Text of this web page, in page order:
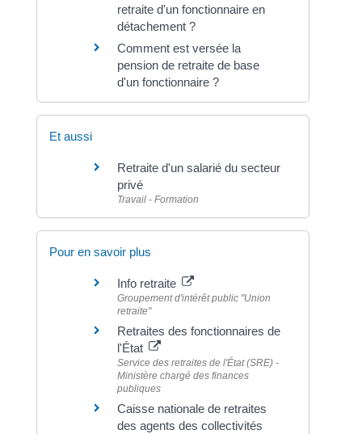
retraite d'un fonctionnaire en
détachement ?
Comment est versée la
pension de retraite de base
d'un fonctionnaire ?
Et aussi
Retraite d'un salarié du secteur
privé
Travail - Formation
Pour en savoir plus
Info retraite
Groupement d'intérêt public "Union
retraite"
Retraites des fonctionnaires de
l'État
Service des retraites de l'État (SRE) -
Ministère chargé des finances
publiques
Caisse nationale de retraites
des agents des collectivités